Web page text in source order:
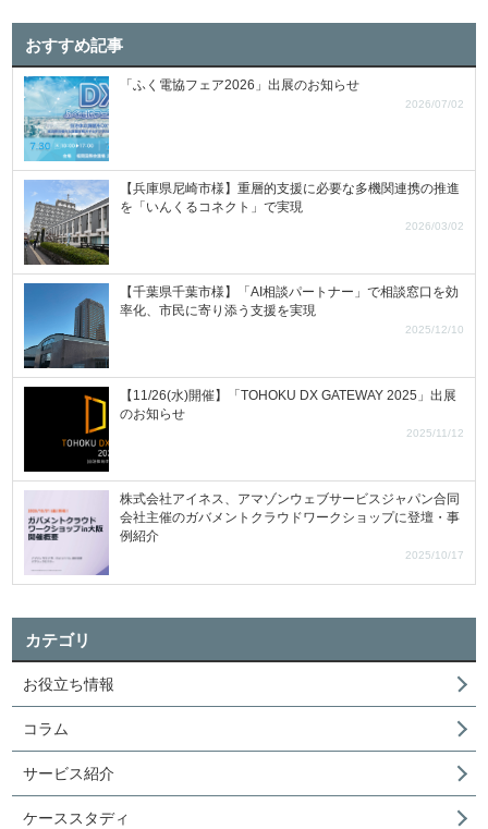
おすすめ記事
「ふく電協フェア2026」出展のお知らせ
2026/07/02
【兵庫県尼崎市様】重層的支援に必要な多機関連携の推進
を「いんくるコネクト」で実現
2026/03/02
【千葉県千葉市様】「AI相談パートナー」で相談窓口を効
率化、市民に寄り添う支援を実現
2025/12/10
【11/26(水)開催】「TOHOKU DX GATEWAY 2025」出展
のお知らせ
2025/11/12
株式会社アイネス、アマゾンウェブサービスジャパン合同
会社主催のガバメントクラウドワークショップに登壇・事
例紹介
2025/10/17
カテゴリ
お役立ち情報
コラム
サービス紹介
ケーススタディ